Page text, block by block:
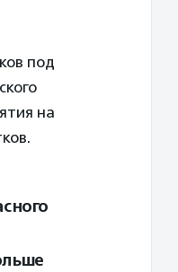
под
на